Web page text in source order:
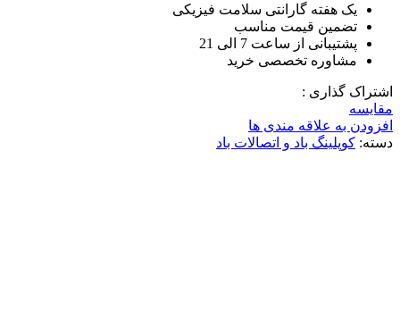
یک هفته گارانتی سلامت فیزیکی
تضمین قیمت مناسب
پشتیبانی از ساعت 7 الی 21
مشاوره تخصصی خرید
اشتراک گذاری :
مقایسه
افزودن به علاقه مندی ها
دسته: کوپلینگ باد و اتصالات باد